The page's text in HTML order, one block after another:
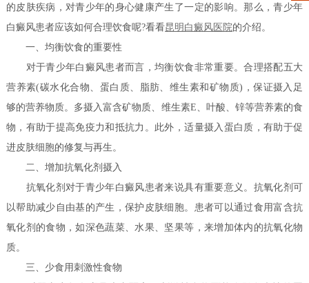
的皮肤疾病，对青少年的身心健康产生了一定的影响。那么，青少年
白癜风患者应该如何合理饮食呢?看看昆明白癜风医院的介绍。
一、均衡饮食的重要性
对于青少年白癜风患者而言，均衡饮食非常重要。合理搭配五大
营养素(碳水化合物、蛋白质、脂肪、维生素和矿物质)，保证摄入足
够的营养物质。多摄入富含矿物质、维生素E、叶酸、锌等营养素的食
物，有助于提高免疫力和抵抗力。此外，适量摄入蛋白质，有助于促
进皮肤细胞的修复与再生。
二、增加抗氧化剂摄入
抗氧化剂对于青少年白癜风患者来说具有重要意义。抗氧化剂可
以帮助减少自由基的产生，保护皮肤细胞。患者可以通过食用富含抗
氧化剂的食物，如深色蔬菜、水果、坚果等，来增加体内的抗氧化物
质。
三、少食用刺激性食物